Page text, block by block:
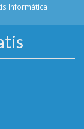
Informática